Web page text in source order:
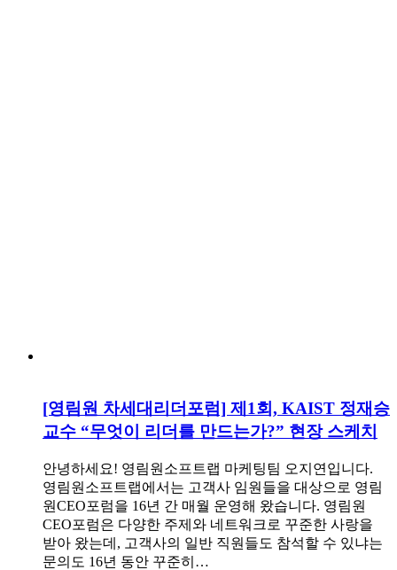
[영림원 차세대리더포럼] 제1회, KAIST 정재승
교수 “무엇이 리더를 만드는가?” 현장 스케치
안녕하세요! 영림원소프트랩 마케팅팀 오지연입니다.
영림원소프트랩에서는 고객사 임원들을 대상으로 영림
원CEO포럼을 16년 간 매월 운영해 왔습니다. 영림원
CEO포럼은 다양한 주제와 네트워크로 꾸준한 사랑을
받아 왔는데, 고객사의 일반 직원들도 참석할 수 있냐는
문의도 16년 동안 꾸준히…